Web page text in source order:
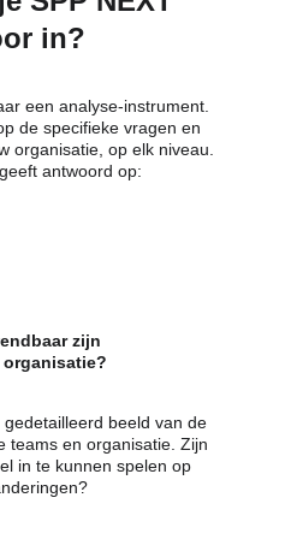
in?
een analyse-instrument.
de specifieke vragen en
organisatie, op elk niveau.
antwoord op:
zijn
organisatie?
gedetailleerd beeld van de
teams en organisatie. Zijn
in te kunnen spelen op